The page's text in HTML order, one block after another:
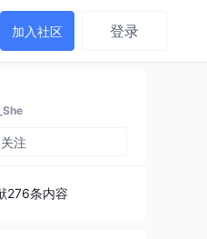
加入社区 登录
关注
276条内容